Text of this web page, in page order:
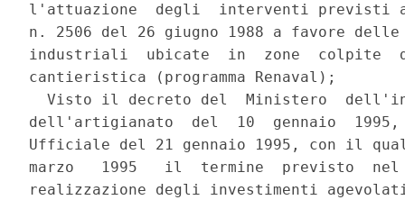
l'attuazione  degli  interventi previsti ai
n. 2506 del 26 giugno 1988 a favore
industriali  ubicate  in  zone  colpite
cantieristica (programma Renaval);
Visto il decreto del  Ministero
dell'artigianato  del  10  gennaio  1995,
Ufficiale del 21 gennaio 1995, con il
marzo   1995   il  termine  previsto
realizzazione degli investimenti